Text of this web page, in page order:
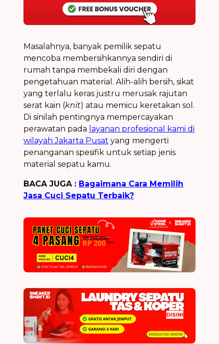
Masalahnya, banyak pemilik sepatu
mencoba membersihkannya sendiri di
rumah tanpa membekali diri dengan
pengetahuan material. Alih-alih bersih, sikat
yang terlalu keras justru merusak rajutan
serat kain (knit) atau memicu keretakan sol.
Di sinilah pentingnya mempercayakan
perawatan pada layanan profesional kami di
wilayah Jakarta Pusat yang mengerti
penanganan spesifik untuk setiap jenis
material sepatu kamu.
BACA JUGA : Bagaimana Cara Memilih
Jasa Cuci Sepatu Terbaik?